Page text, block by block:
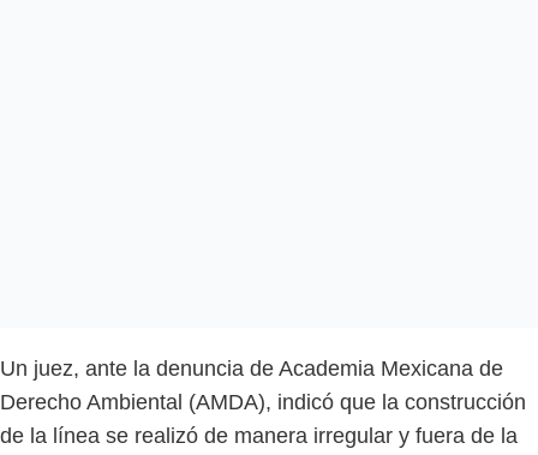
Un juez, ante la denuncia de Academia Mexicana de
Derecho Ambiental (AMDA), indicó que la construcción
de la línea se realizó de manera irregular y fuera de la